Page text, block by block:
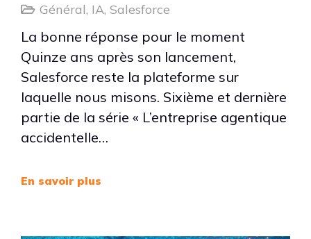
Général, IA,Salesforce
La bonne réponse pour le moment
Quinze ans après son lancement,
Salesforce reste la plateforme sur
laquelle nous misons. Sixième et dernière
partie de la série « L’entreprise agentique
accidentelle…
En savoir plus